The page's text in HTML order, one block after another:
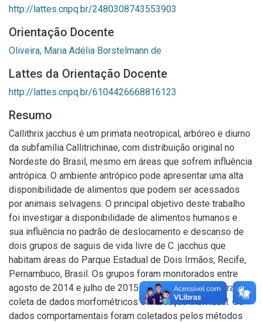
http://lattes.cnpq.br/2480308743553903
Orientação Docente
Oliveira, Maria Adélia Borstelmann de
Lattes da Orientação Docente
http://lattes.cnpq.br/6104426668816123
Resumo
Callithrix jacchus é um primata neotropical, arbóreo e diurno
da subfamília Callitrichinae, com distribuição original no
Nordeste do Brasil, mesmo em áreas que sofrem influência
antrópica. O ambiente antrópico pode apresentar uma alta
disponibilidade de alimentos que podem ser acessados
por animais selvagens. O principal objetivo deste trabalho
foi investigar a disponibilidade de alimentos humanos e
sua influência no padrão de deslocamento e descanso de
dois grupos de saguis de vida livre de C. jacchus que
habitam áreas do Parque Estadual de Dois Irmãos, Recife,
Pernambuco, Brasil. Os grupos foram monitorados entre
agosto de 2014 e julho de 2015 após gerenciados para
coleta de dados morfométricos e marcação individual. Os
dados comportamentais foram coletados pelos métodos